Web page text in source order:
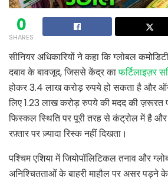
0
SHARES
सीनियर अधिकारियों ने कहा कि ग्लोबल
दबाव के बावजूद, जिससे केंद्र काफर्टिलाइज़र
होकर 3.4 लाख करोड़ रुपये हो सकता है और
लिए 1.23 लाख करोड़ रुपये की मदद की ज़रूरत
फिस्कल स्थिति पर पूरी तरह से कंट्रोल में है
रफ़्तार पर ज़्यादा रिस्क नहीं दिखता।
पश्चिम एशिया में जियोपॉलिटिकल तनाव और
अनिश्चितताओं के बाहरी माहौल पर असर पड़ने